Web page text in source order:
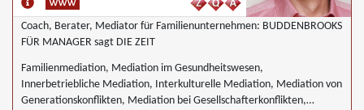
Coach, Berater, Mediator für Familienunternehmen: BUDDENBROOKS
FÜR MANAGER sagt DIE ZEIT
Familienmediation, Mediation im Gesundheitswesen,
Innerbetriebliche Mediation, Interkulturelle Mediation, Mediation von
Generationskonflikten, Mediation bei Gesellschafterkonflikten,